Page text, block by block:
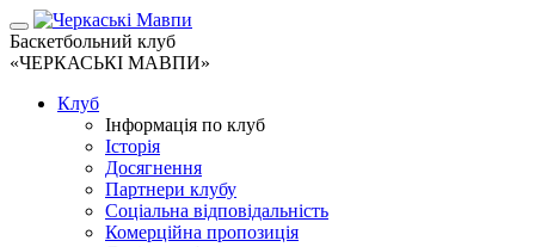
Баскетбольний клуб
«ЧЕРКАСЬКІ МАВПИ»
Клуб
Інформація по клуб
Історія
Досягнення
Партнери клубу
Соціальна відповідальність
Комерційна пропозиція